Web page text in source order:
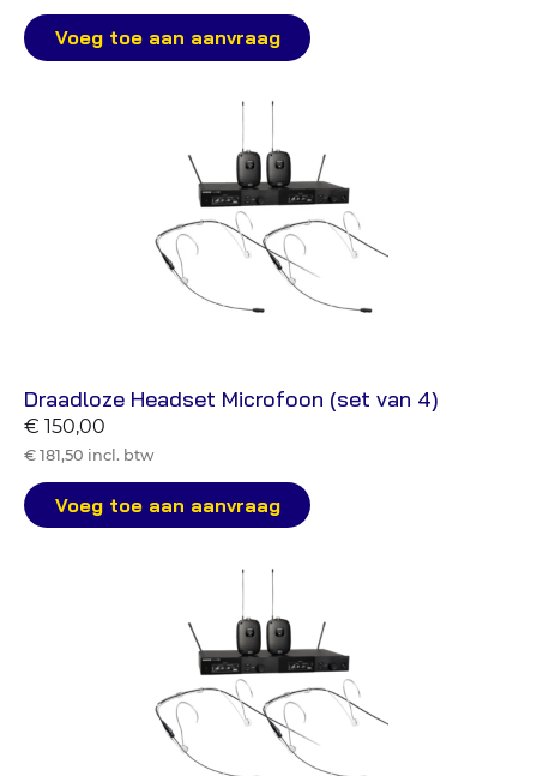
Voeg toe aan aanvraag
Draadloze Headset Microfoon (set van 4)
€ 150,00
€ 181,50 incl. btw
Voeg toe aan aanvraag